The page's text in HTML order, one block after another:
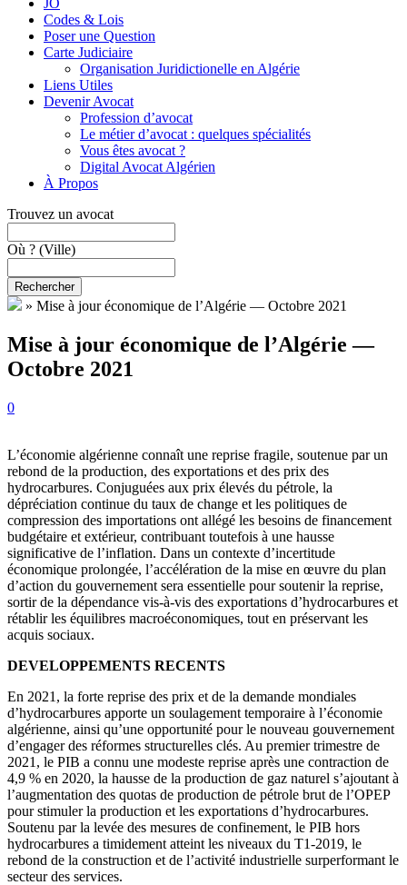
JO
Codes & Lois
Poser une Question
Carte Judiciaire
Organisation Juridictionelle en Algérie
Liens Utiles
Devenir Avocat
Profession d’avocat
Le métier d’avocat : quelques spécialités
Vous êtes avocat ?
Digital Avocat Algérien
À Propos
Trouvez un avocat
Où ? (Ville)
Rechercher
» Mise à jour économique de l’Algérie — Octobre 2021
Mise à jour économique de l’Algérie —
Octobre 2021
0
L’économie algérienne connaît une reprise fragile, soutenue par un
rebond de la production, des exportations et des prix des
hydrocarbures. Conjuguées aux prix élevés du pétrole, la
dépréciation continue du taux de change et les politiques de
compression des importations ont allégé les besoins de financement
budgétaire et extérieur, contribuant toutefois à une hausse
significative de l’inflation. Dans un contexte d’incertitude
économique prolongée, l’accélération de la mise en œuvre du plan
d’action du gouvernement sera essentielle pour soutenir la reprise,
sortir de la dépendance vis-à-vis des exportations d’hydrocarbures et
rétablir les équilibres macroéconomiques, tout en préservant les
acquis sociaux.
DEVELOPPEMENTS RECENTS
En 2021, la forte reprise des prix et de la demande mondiales
d’hydrocarbures apporte un soulagement temporaire à l’économie
algérienne, ainsi qu’une opportunité pour le nouveau gouvernement
d’engager des réformes structurelles clés. Au premier trimestre de
2021, le PIB a connu une modeste reprise après une contraction de
4,9 % en 2020, la hausse de la production de gaz naturel s’ajoutant à
l’augmentation des quotas de production de pétrole brut de l’OPEP
pour stimuler la production et les exportations d’hydrocarbures.
Soutenu par la levée des mesures de confinement, le PIB hors
hydrocarbures a timidement atteint les niveaux du T1-2019, le
rebond de la construction et de l’activité industrielle surperformant le
secteur des services.